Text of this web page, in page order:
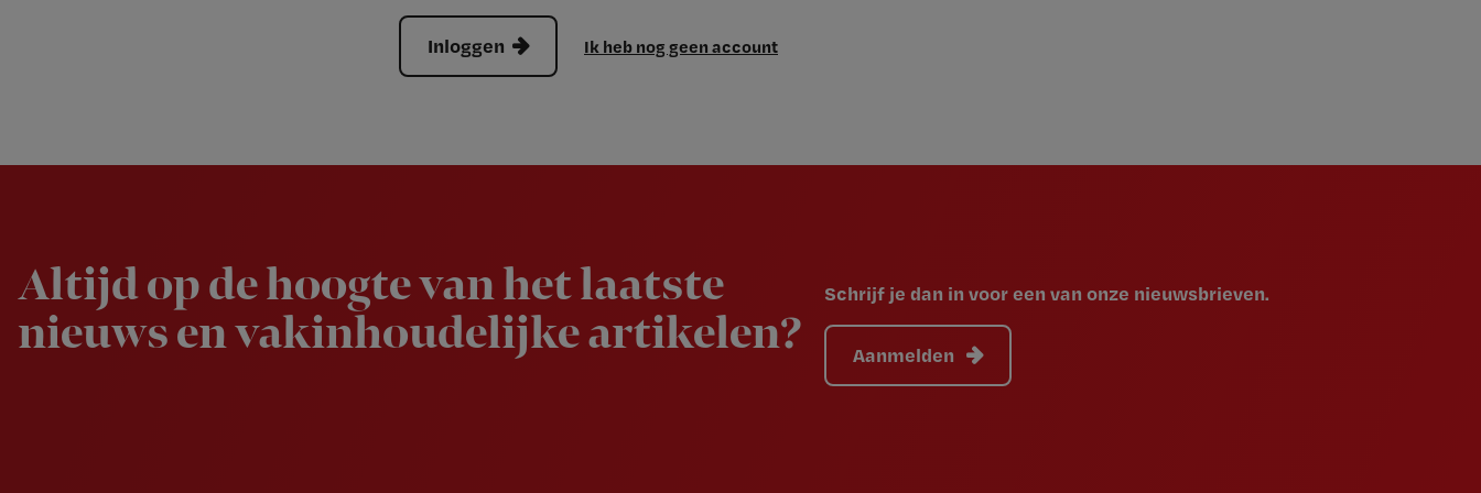
Inloggen Ik heb nog geen account
Altijd op de hoogte van het laatste
nieuws en vakinhoudelijke artikelen?
Schrijf je dan in voor een van onze nieuwsbrieven.
Aanmelden